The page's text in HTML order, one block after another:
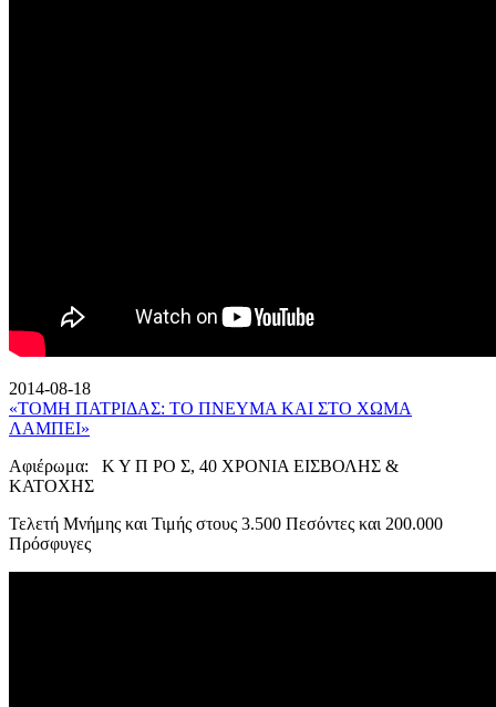
2014-08-18
«ΤΟΜΗ ΠΑΤΡΙΔΑΣ: ΤΟ ΠΝΕΥΜΑ ΚΑΙ ΣΤΟ ΧΩΜΑ
ΛΑΜΠΕΙ»
Αφιέρωμα: Κ Υ Π ΡΟ Σ, 40 ΧΡΟΝΙΑ ΕΙΣΒΟΛΗΣ &
ΚΑΤΟΧΗΣ
Τελετή Μνήμης και Τιμής στους 3.500 Πεσόντες και 200.000
Πρόσφυγες